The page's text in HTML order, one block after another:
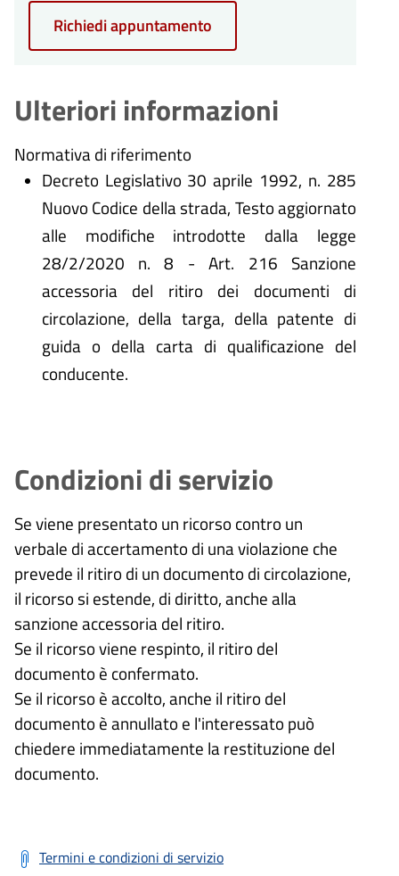
Richiedi appuntamento
Ulteriori informazioni
Normativa di riferimento
Decreto Legislativo 30 aprile 1992, n. 285
Nuovo Codice della strada, Testo aggiornato
alle modifiche introdotte dalla legge
28/2/2020 n. 8 - Art. 216 Sanzione
accessoria del ritiro dei documenti di
circolazione, della targa, della patente di
guida o della carta di qualificazione del
conducente.
Condizioni di servizio
Se viene presentato un ricorso contro un
verbale di accertamento di una violazione che
prevede il ritiro di un documento di circolazione,
il ricorso si estende, di diritto, anche alla
sanzione accessoria del ritiro.
Se il ricorso viene respinto, il ritiro del
documento è confermato.
Se il ricorso è accolto, anche il ritiro del
documento è annullato e l'interessato può
chiedere immediatamente la restituzione del
documento.
Termini e condizioni di servizio